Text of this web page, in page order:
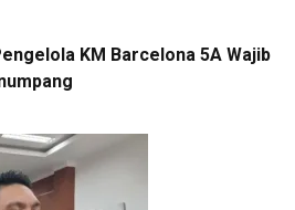
KM Barcelona 5A Wajib